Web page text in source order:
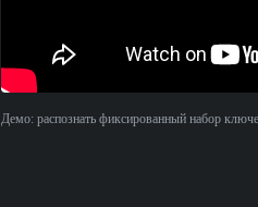
Демо: распознать фиксированный набор